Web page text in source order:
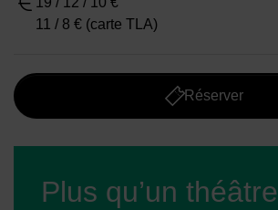
11 / 8 € (carte TLA)
Réserver
Plus qu’un théâtre